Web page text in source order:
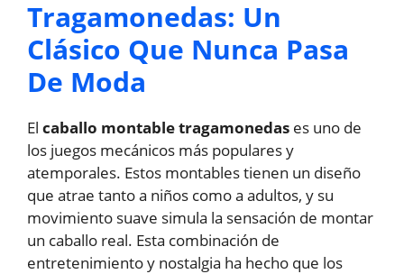
Tragamonedas: Un
Clásico Que Nunca Pasa
De Moda
El caballo montable tragamonedas es uno de
los juegos mecánicos más populares y
atemporales. Estos montables tienen un diseño
que atrae tanto a niños como a adultos, y su
movimiento suave simula la sensación de montar
un caballo real. Esta combinación de
entretenimiento y nostalgia ha hecho que los